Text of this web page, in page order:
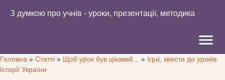
З думкою про учнів - уроки, презентації, методика
menu
Головна » Статті » Щоб урок був цікавий... » Ігри, квести до уроків
історії України